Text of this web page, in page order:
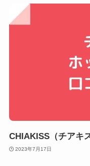
CHIAKISS（チアキ
2023年7月17日